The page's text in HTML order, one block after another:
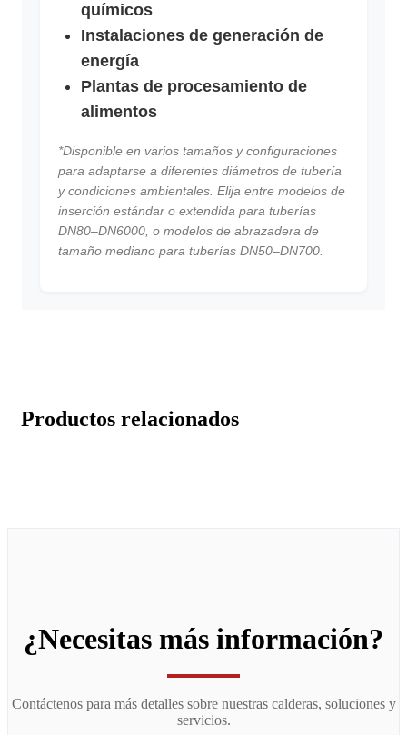
químicos
Instalaciones de generación de
energía
Plantas de procesamiento de
alimentos
*Disponible en varios tamaños y configuraciones
para adaptarse a diferentes diámetros de tubería
y condiciones ambientales. Elija entre modelos de
inserción estándar o extendida para tuberías
DN80–DN6000, o modelos de abrazadera de
tamaño mediano para tuberías DN50–DN700.
Productos relacionados
¿Necesitas más información?
Contáctenos para más detalles sobre nuestras calderas, soluciones y
servicios.